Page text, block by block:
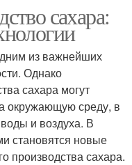
сахара:
из важнейших
Однако
сахара могут
окружающую среду, в
и воздуха. В
становятся новые
производства сахара.